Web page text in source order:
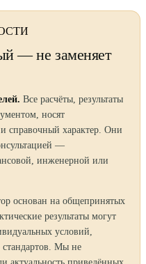
— не заменяет
Все расчёты, результаты
носят
справочный характер. Они
—
инженерной или
основан на общепринятых
результаты могут
условий,
Мы не